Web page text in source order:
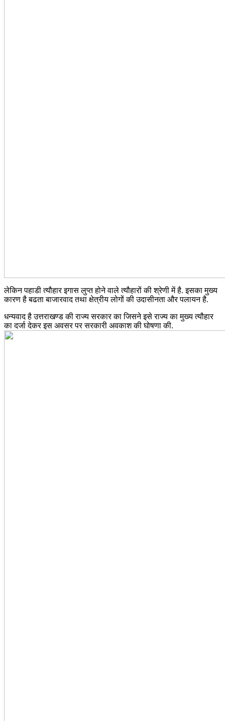
लेकिन पहाडी त्यौहार इगास लुप्त होने वाले त्यौहारों की श्रेणी में है. इसका मुख्य
कारण है बढता बाजारवाद तथा क्षेत्रीय लोगों की उदासीनता और पलायन है.
धन्यवाद है उत्तराखण्ड की राज्य सरकार का जिसने इसे राज्य का मुख्य त्यौहार
का दर्जा देकर इस अवसर पर सरकारी अवकाश की घोषणा की.